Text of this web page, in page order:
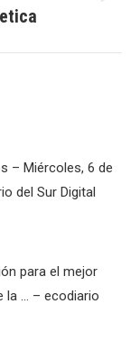
– Miércoles, 6 de
del Sur Digital
para el mejor
la … – ecodiario